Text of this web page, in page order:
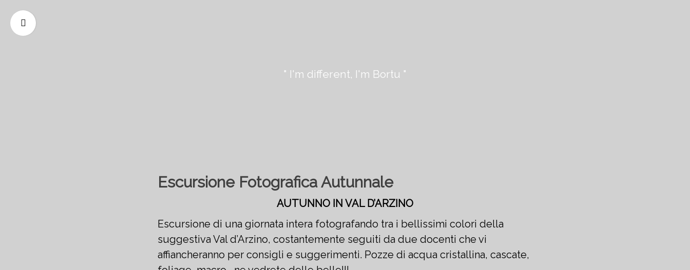
" I'm different, I'm Bortu "
Escursione Fotografica Autunnale
AUTUNNO IN VAL D’ARZINO
Escursione di una giornata intera fotografando tra i bellissimi colori della
suggestiva Val d’Arzino, costantemente seguiti da due docenti che vi
affiancheranno per consigli e suggerimenti. Pozze di acqua cristallina, cascate,